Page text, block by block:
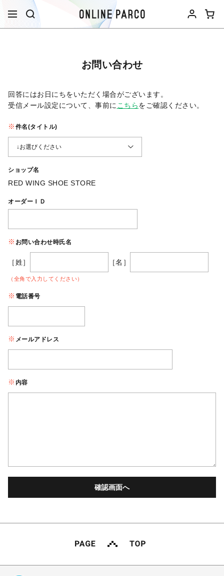
お問い合わせ
回答にはお日にちをいただく場合がございます。
受信メール設定について、事前に こちらをご確認ください。​
件名(タイトル)
ショップ名
RED WING SHOE STORE
オーダーＩＤ
お問い合わせ時氏名
［姓］ ［名］
（全角で入力してください）
電話番号
メールアドレス
内容